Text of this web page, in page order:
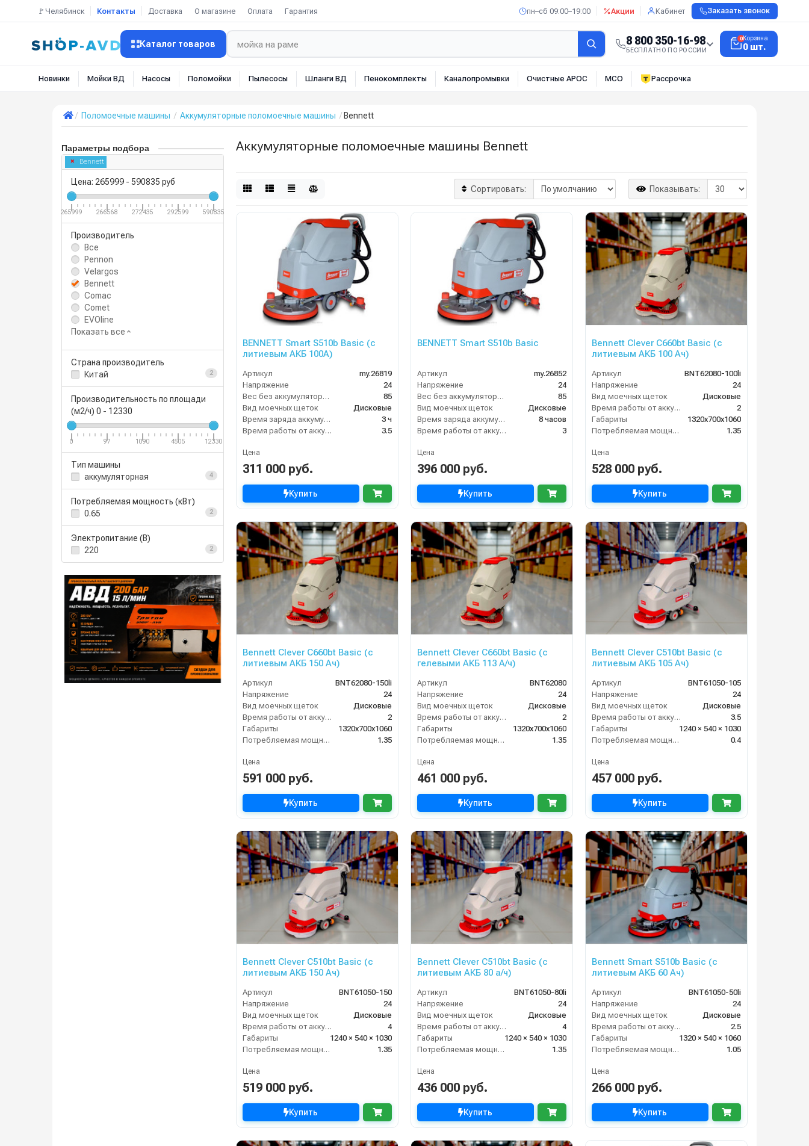
🚩Челябинск Контакты Доставка О магазине Оплата Гарантия пн–сб 09:00–19:00 Акции Кабинет Заказать звонок
Каталог товаров 8 800 350-16-98
БЕСПЛАТНО ПО РОССИИ
0Корзина
0 шт.
Новинки Мойки ВД Насосы Поломойки Пылесосы Шланги ВД Пенокомплекты Каналопромывки Очистные АРОС МСО Рассрочка
Поломоечные машины Аккумуляторные поломоечные машины Bennett
Параметры подбора
Bennett
Цена: 265999 - 590835 руб
265999 266568 272435 292599 590835
Производитель
Все
Pennon
Velargos
Bennett
Comac
Comet
EVOline
Показать все
Страна производитель
Китай
2
Производительность по площади
(м2/ч) 0 - 12330
0 97 1090 4505 12330
Тип машины
аккумуляторная
4
Потребляемая мощность (кВт)
0.65
2
Электропитание (В)
220
2
Аккумуляторные поломоечные машины Bennett
Сортировать: Показывать:
BENNETT Smart S510b Basic (с
литиевым АКБ 100А)
Артикул
my.26819
Напряжение
24
Вес без аккумуляторов (кг)
85
Вид моечных щеток
Дисковые
Время заряда аккумуляторов
3 ч
Время работы от аккумуляторов (ч)
3.5
Цена
311 000 руб.
Купить
BENNETT Smart S510b Basic
Артикул
my.26852
Напряжение
24
Вес без аккумуляторов (кг)
85
Вид моечных щеток
Дисковые
Время заряда аккумуляторов
8 часов
Время работы от аккумуляторов (ч)
3
Цена
396 000 руб.
Купить
Bennett Clever C660bt Basic (с
литиевым АКБ 100 Ач)
Артикул
BNT62080-100li
Напряжение
24
Вид моечных щеток
Дисковые
Время работы от аккумуляторов (ч)
2
Габариты
1320х700х1060
Потребляемая мощность (кВт)
1.35
Цена
528 000 руб.
Купить
Bennett Clever C660bt Basic (с
литиевым АКБ 150 Ач)
Артикул
BNT62080-150li
Напряжение
24
Вид моечных щеток
Дисковые
Время работы от аккумуляторов (ч)
2
Габариты
1320х700х1060
Потребляемая мощность (кВт)
1.35
Цена
591 000 руб.
Купить
Bennett Clever C660bt Basic (с
гелевыми АКБ 113 А/ч)
Артикул
BNT62080
Напряжение
24
Вид моечных щеток
Дисковые
Время работы от аккумуляторов (ч)
2
Габариты
1320х700х1060
Потребляемая мощность (кВт)
1.35
Цена
461 000 руб.
Купить
Bennett Clever C510bt Basic (с
литиевым АКБ 105 Ач)
Артикул
BNT61050-105
Напряжение
24
Вид моечных щеток
Дисковые
Время работы от аккумуляторов (ч)
3.5
Габариты
1240 × 540 × 1030
Потребляемая мощность (кВт)
0.4
Цена
457 000 руб.
Купить
Bennett Clever C510bt Basic (с
литиевым АКБ 150 Ач)
Артикул
BNT61050-150
Напряжение
24
Вид моечных щеток
Дисковые
Время работы от аккумуляторов (ч)
4
Габариты
1240 × 540 × 1030
Потребляемая мощность (кВт)
1.35
Цена
519 000 руб.
Купить
Bennett Clever C510bt Basic (с
литиевым АКБ 80 а/ч)
Артикул
BNT61050-80li
Напряжение
24
Вид моечных щеток
Дисковые
Время работы от аккумуляторов (ч)
4
Габариты
1240 × 540 × 1030
Потребляемая мощность (кВт)
1.35
Цена
436 000 руб.
Купить
Bennett Smart S510b Basic (с
литиевым АКБ 60 Ач)
Артикул
BNT61050-50li
Напряжение
24
Вид моечных щеток
Дисковые
Время работы от аккумуляторов (ч)
2.5
Габариты
1320 × 540 × 1060
Потребляемая мощность (кВт)
1.05
Цена
266 000 руб.
Купить